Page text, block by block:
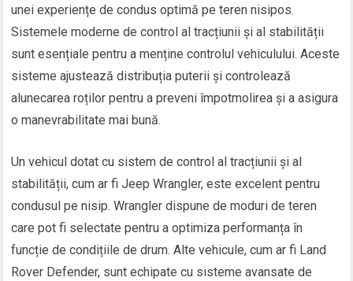
unei experiențe de condus optimă pe teren nisipos.
Sistemele moderne de control al tracțiunii și al stabilității
sunt esențiale pentru a menține controlul vehiculului. Aceste
sisteme ajustează distribuția puterii și controlează
alunecarea roților pentru a preveni împotmolirea și a asigura
o manevrabilitate mai bună.
Un vehicul dotat cu sistem de control al tracțiunii și al
stabilității, cum ar fi Jeep Wrangler, este excelent pentru
condusul pe nisip. Wrangler dispune de moduri de teren
care pot fi selectate pentru a optimiza performanța în
funcție de condițiile de drum. Alte vehicule, cum ar fi Land
Rover Defender, sunt echipate cu sisteme avansate de